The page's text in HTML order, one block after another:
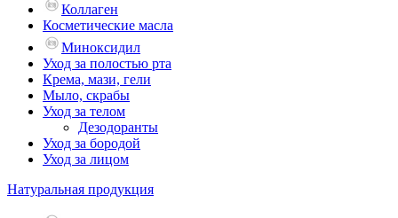
Коллаген
Косметические масла
Миноксидил
Уход за полостью рта
Крема, мази, гели
Мыло, скрабы
Уход за телом
Дезодоранты
Уход за бородой
Уход за лицом
Натуральная продукция